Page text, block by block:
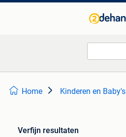
Home Kinderen en Baby's
Verfijn resultaten